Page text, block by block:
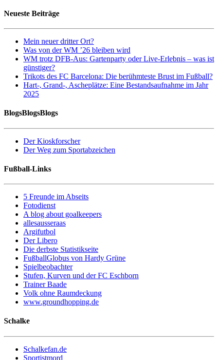
Neueste Beiträge
Mein neuer dritter Ort?
Was von der WM ’26 bleiben wird
WM trotz DFB-Aus: Gartenparty oder Live-Erlebnis – was ist
günstiger?
Trikots des FC Barcelona: Die berühmteste Brust im Fußball?
Hart-, Grand-, Ascheplätze: Eine Bestandsaufnahme im Jahr
2025
BlogsBlogsBlogs
Der Kioskforscher
Der Weg zum Sportabzeichen
Fußball-Links
5 Freunde im Abseits
Fotodienst
A blog about goalkeepers
allesausseraas
Argifutbol
Der Libero
Die derbste Statistikseite
FußballGlobus von Hardy Grüne
Spielbeobachter
Stufen, Kurven und der FC Eschborn
Trainer Baade
Volk ohne Raumdeckung
www.groundhopping.de
Schalke
Schalkefan.de
Sportistmord